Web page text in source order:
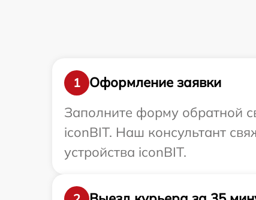
1
Оформление заявки
Заполните форму обратной
iconBIT. Наш консультант
устройства iconBIT.